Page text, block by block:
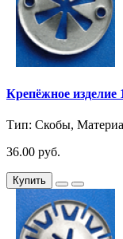
Крепёжное изделие
Тип: Скобы,
36.00 руб.
Купить